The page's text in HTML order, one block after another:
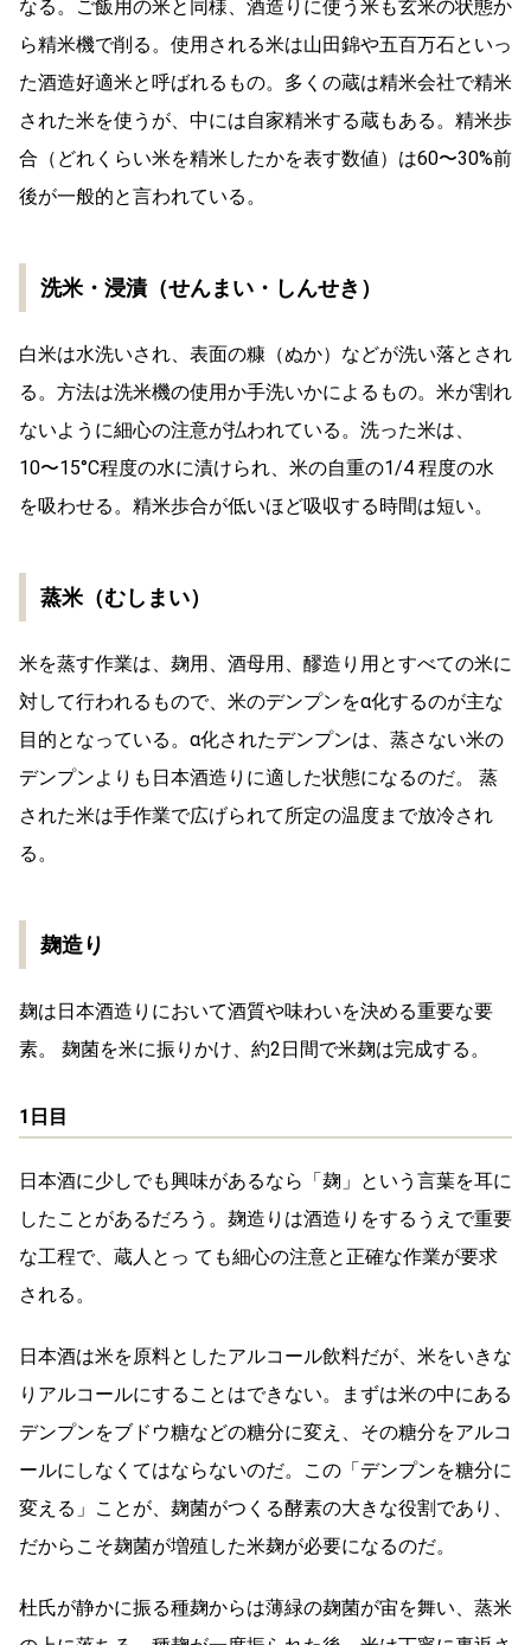
なる。ご飯用の米と同様、酒造りに使う米も玄米の状態か
ら精米機で削る。使用される米は山田錦や五百万石といっ
た酒造好適米と呼ばれるもの。多くの蔵は精米会社で精米
された米を使うが、中には自家精米する蔵もある。精米歩
合（どれくらい米を精米したかを表す数値）は60〜30%前
後が一般的と言われている。
洗米・浸漬（せんまい・しんせき）
白米は水洗いされ、表面の糠（ぬか）などが洗い落とされ
る。方法は洗米機の使用か手洗いかによるもの。米が割れ
ないように細心の注意が払われている。洗った米は、
10〜15°C程度の水に漬けられ、米の自重の1/4 程度の水
を吸わせる。精米歩合が低いほど吸収する時間は短い。
蒸米（むしまい）
米を蒸す作業は、麹用、酒母用、醪造り用とすべての米に
対して行われるもので、米のデンプンをα化するのが主な
目的となっている。α化されたデンプンは、蒸さない米の
デンプンよりも日本酒造りに適した状態になるのだ。 蒸
された米は手作業で広げられて所定の温度まで放冷され
る。
麹造り
麹は日本酒造りにおいて酒質や味わいを決める重要な要
素。 麹菌を米に振りかけ、約2日間で米麹は完成する。
1日目
日本酒に少しでも興味があるなら「麹」という言葉を耳に
したことがあるだろう。麹造りは酒造りをするうえで重要
な工程で、蔵人とっ ても細心の注意と正確な作業が要求
される。
日本酒は米を原料としたアルコール飲料だが、米をいきな
りアルコールにすることはできない。まずは米の中にある
デンプンをブドウ糖などの糖分に変え、その糖分をアルコ
ールにしなくてはならないのだ。この「デンプンを糖分に
変える」ことが、麹菌がつくる酵素の大きな役割であり、
だからこそ麹菌が増殖した米麹が必要になるのだ。
杜氏が静かに振る種麹からは薄緑の麹菌が宙を舞い、蒸米